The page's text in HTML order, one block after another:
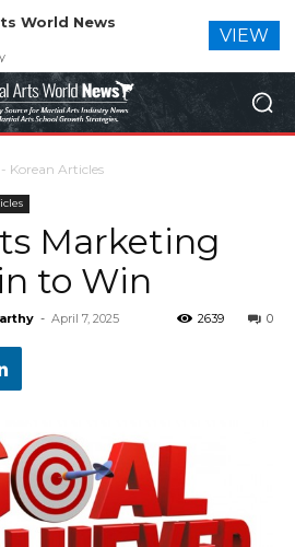
Korean Articles
Marketing
to Win
- April 7, 2025 0
2639
World News
VIEW